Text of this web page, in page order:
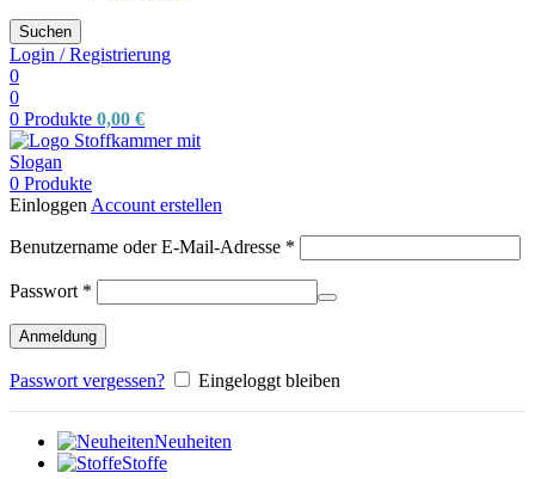
Suchen
Login / Registrierung
0
0
0 Produkte 0,00 €
0 Produkte
Einloggen Account erstellen
Benutzername oder E-Mail-Adresse *
Passwort *
Anmeldung
Passwort vergessen? Eingeloggt bleiben
Neuheiten
Stoffe